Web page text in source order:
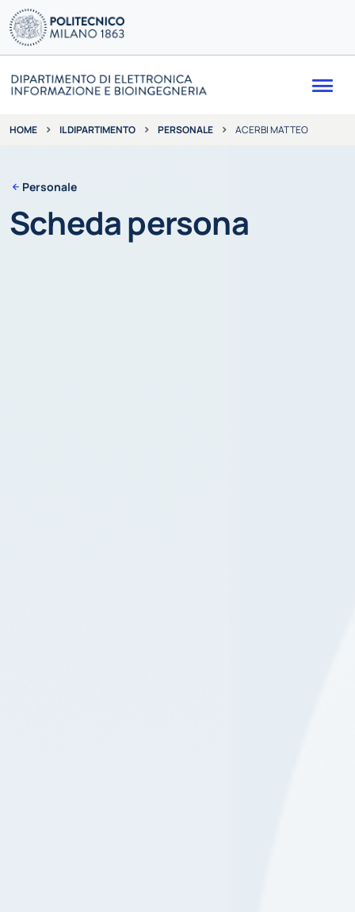
HOME IL DIPARTIMENTO PERSONALE ACERBI MATTEO
Personale
Scheda persona